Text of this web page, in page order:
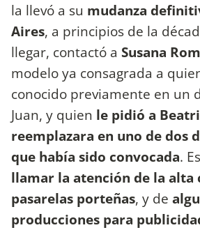
la llevó a su mudanza
Aires, a principios de la
llegar, contactó a Susana
modelo ya consagrada a
conocido previamente en un
Juan, y quien le pidió a
reemplazara en uno de dos
que había sido convocada.
llamar la atención de la alta
pasarelas porteñas, y de
producciones para